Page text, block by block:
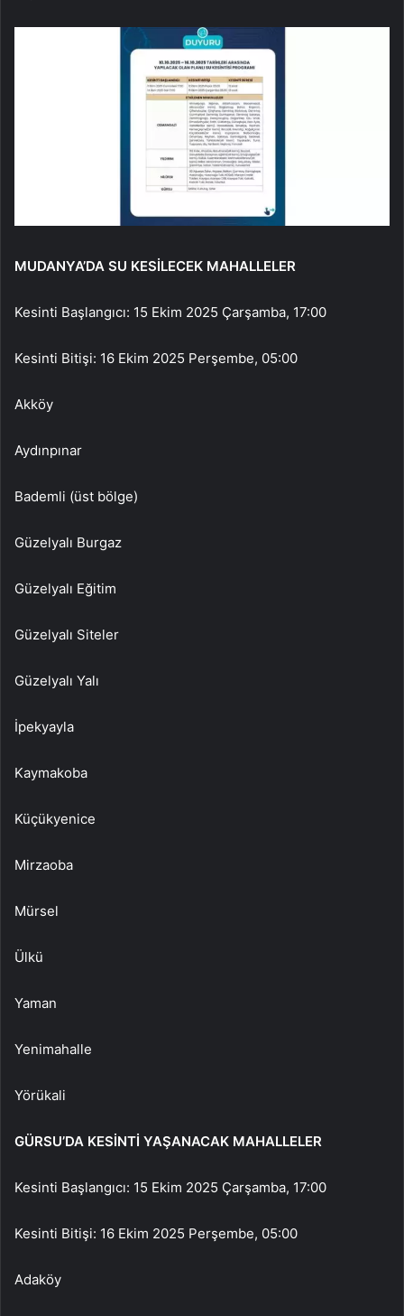
MUDANYA’DA SU KESİLECEK MAHALLELER
Kesinti Başlangıcı: 15 Ekim 2025 Çarşamba, 17:00
Kesinti Bitişi: 16 Ekim 2025 Perşembe, 05:00
Akköy
Aydınpınar
Bademli (üst bölge)
Güzelyalı Burgaz
Güzelyalı Eğitim
Güzelyalı Siteler
Güzelyalı Yalı
İpekyayla
Kaymakoba
Küçükyenice
Mirzaoba
Mürsel
Ülkü
Yaman
Yenimahalle
Yörükali
GÜRSU’DA KESİNTİ YAŞANACAK MAHALLELER
Kesinti Başlangıcı: 15 Ekim 2025 Çarşamba, 17:00
Kesinti Bitişi: 16 Ekim 2025 Perşembe, 05:00
Adaköy